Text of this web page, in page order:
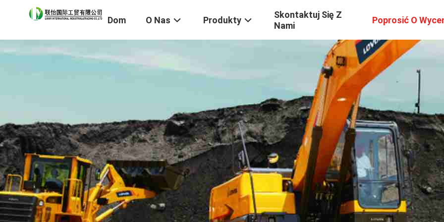
Dom O Nas Produkty
Skontaktuj Się Z
Nami
Poprosić O